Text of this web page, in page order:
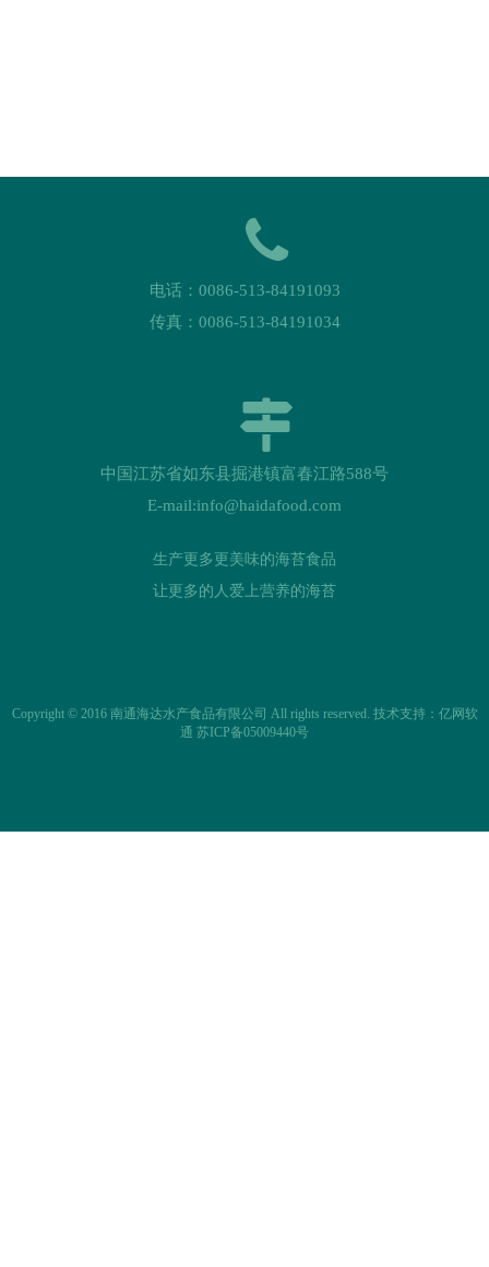
电话：0086-513-84191093
传真：0086-513-84191034
中国江苏省如东县掘港镇富春江路588号
E-mail:info@haidafood.com
生产更多更美味的海苔食品
让更多的人爱上营养的海苔
Copyright © 2016 南通海达水产食品有限公司 All rights reserved. 技术支持：亿网软
通 苏ICP备05009440号